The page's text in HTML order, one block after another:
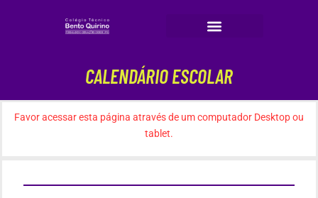
CALENDÁRIO ESCOLAR
Favor acessar esta página através de um computador Desktop ou
tablet.